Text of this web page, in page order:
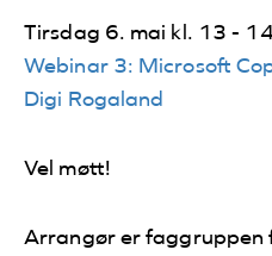
Tirsdag 6. mai kl. 13 -
Webinar 3: Microsoft
Digi Rogaland
Vel møtt!
Arrangør er faggruppen